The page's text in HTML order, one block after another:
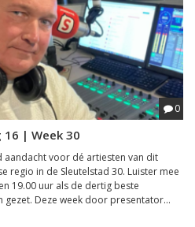
0
16 | Week 30
aandacht voor dé artiesten van dit
regio in de Sleutelstad 30. Luister mee
19.00 uur als de dertig beste
Deze week door presentator...